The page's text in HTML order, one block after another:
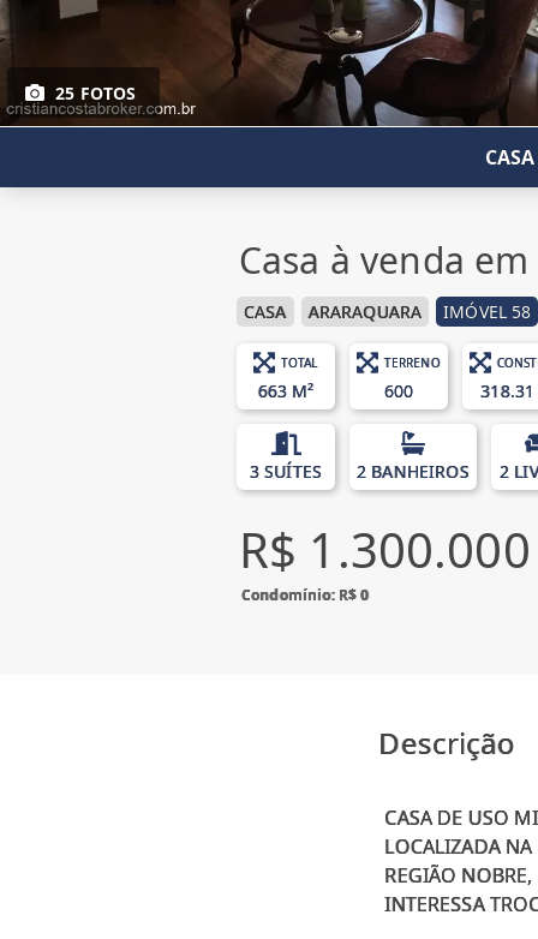
25 FOTOS
Casa à venda
CASA ARARAQUARA IMÓVEL 58
TOTAL
663 M²
TERRENO
600 318.31
3 SUÍTES 2 BANHEIROS 2
R$ 1.300.000
Condomínio: R$ 0
Descrição
CASA DE USO
LOCALIZADA
REGIÃO
INTERESSA